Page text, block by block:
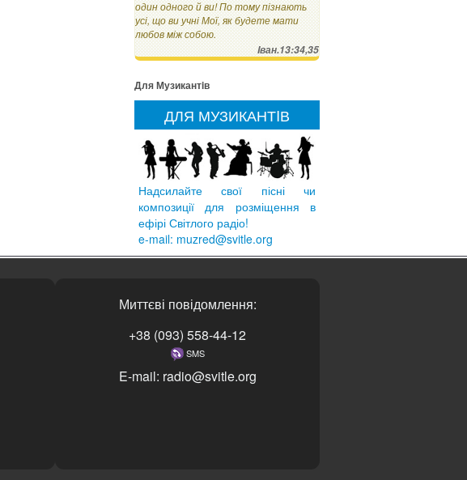
один одного й ви! По тому пізнають
усі, що ви учні Мої, як будете мати
любов між собою.
Iван.13:34,35
Для Музикантiв
ДЛЯ МУЗИКАНТIВ
Надсилайте свої пісні чи
композиції для розміщення в
ефірі Світлого радіо!
e-mail: muzred@svitle.org
Миттєві повідомлення:
+38 (093) 558-44-12
SMS
E-mail: radio@svitle.org